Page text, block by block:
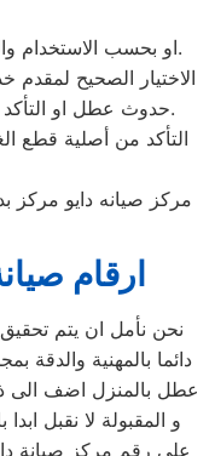
او بحسب الاستخدام والهدف منه الاقلال من حدوث الاعطال.
حدوث عطل او التأكد بأن الجهاز لا يعمل بالشكل المطلوب.
مركز صيانه دايو مركز
ارقام
نحن نأمل ان يتم
دائما بالمهنية والدقة
عطل بالمنزل اضف الى
و المقبولة لا نقبل
علي رقم مركز صيانة